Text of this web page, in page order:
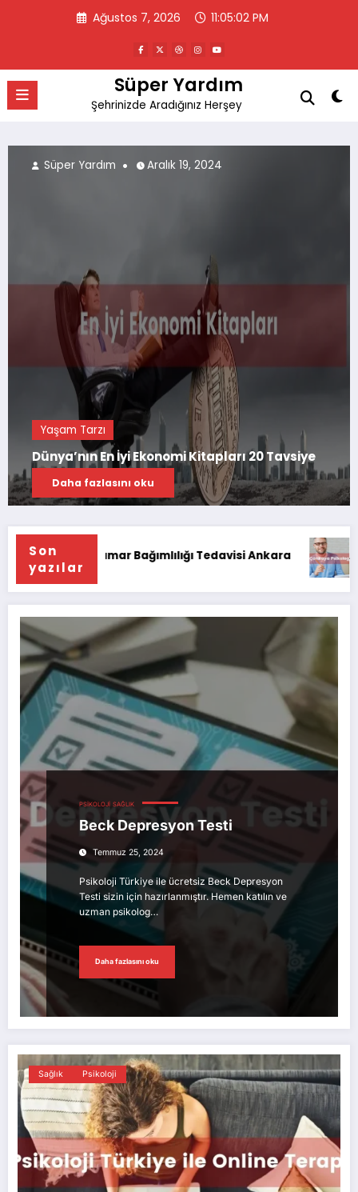
Ağustos 7, 2026 11:05:03 PM
Süper Yardım
Şehrinizde Aradığınız Herşey
20 Tavsiye
Yaşam Tarzı
7 Adımda Kalıcı Oje Nasıl
Daha fazlasını oku
Süper Yardım
Son
yazılar
Tedavisi Ankara Ankara Çankaya Psikolog
PSIKOLOJI SAĞLIK
Beck Depresyon Testi
Temmuz 25, 2024
Psikoloji Türkiye ile ücretsiz Beck Depresyon
Testi sizin için hazırlanmıştır. Hemen katılın ve
uzman psikolog…
Daha fazlasını oku
Sağlık Psikoloji